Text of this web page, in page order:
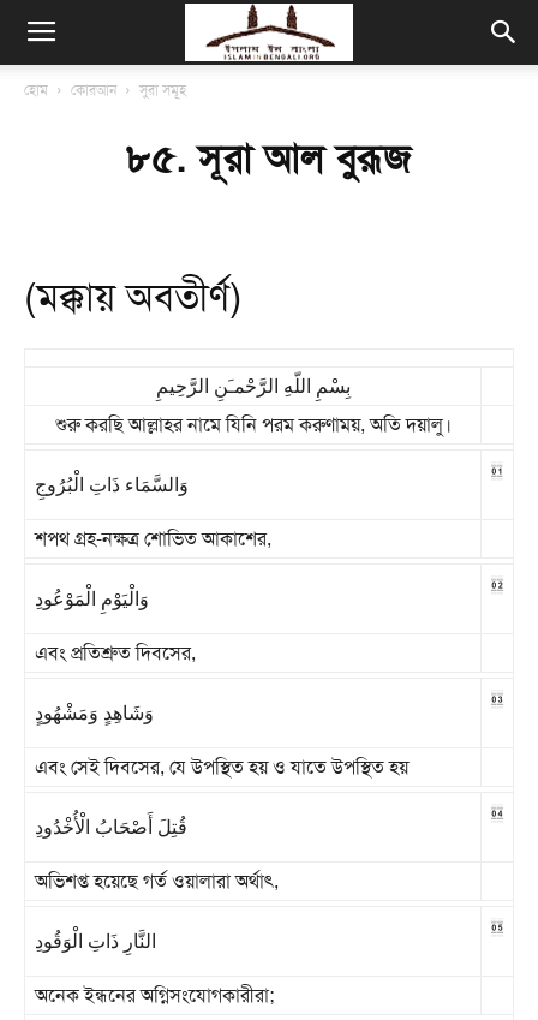
হোম কোরআন সুরা সমূহ
৮৫. সূরা আল বুরূজ
(মক্কায় অবতীর্ণ)
بِسْمِ اللّهِ الرَّحْمـَنِ الرَّحِيمِ
শুরু করছি আল্লাহর নামে যিনি পরম করুণাময়, অতি দয়ালু।
وَالسَّمَاء ذَاتِ الْبُرُوجِ 01
শপথ গ্রহ-নক্ষত্র শোভিত আকাশের,
وَالْيَوْمِ الْمَوْعُودِ 02
এবং প্রতিশ্রুত দিবসের,
وَشَاهِدٍ وَمَشْهُودٍ 03
এবং সেই দিবসের, যে উপস্থিত হয় ও যাতে উপস্থিত হয়
قُتِلَ أَصْحَابُ الْأُخْدُودِ 04
অভিশপ্ত হয়েছে গর্ত ওয়ালারা অর্থাৎ,
النَّارِ ذَاتِ الْوَقُودِ 05
অনেক ইন্ধনের অগ্নিসংযোগকারীরা;